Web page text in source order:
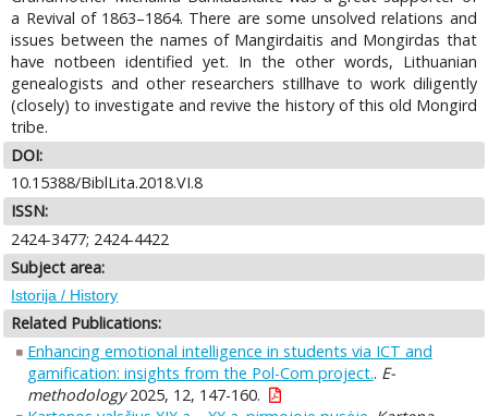
a Revival of 1863–1864. There are some unsolved relations and
issues between the names of Mangirdaitis and Mongirdas that
have notbeen identified yet. In the other words, Lithuanian
genealogists and other researchers stillhave to work diligently
(closely) to investigate and revive the history of this old Mongird
tribe.
DOI:
10.15388/BiblLita.2018.VI.8
ISSN:
2424-3477; 2424-4422
Subject area:
Istorija / History
Related Publications:
Enhancing emotional intelligence in students via ICT and
gamification: insights from the Pol-Com project.. E-
methodology2025, 12, 147-160.